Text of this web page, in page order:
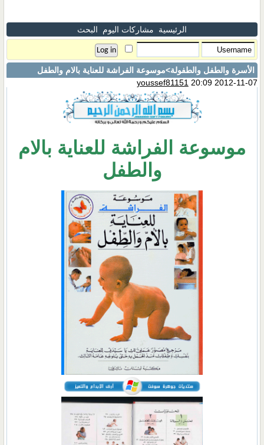
الرئيسية مشاركات اليوم البحث
الأسرة والطفل والطفولة>موسوعة الفراشة للعناية بالام والطفل
youssef81151 20:09 2012-11-07
موسوعة الفراشة للعناية بالام
والطفل